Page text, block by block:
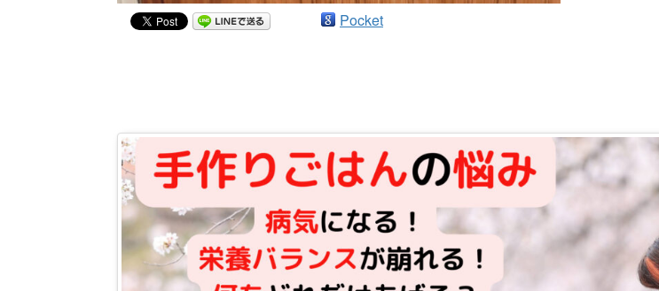
Pocket